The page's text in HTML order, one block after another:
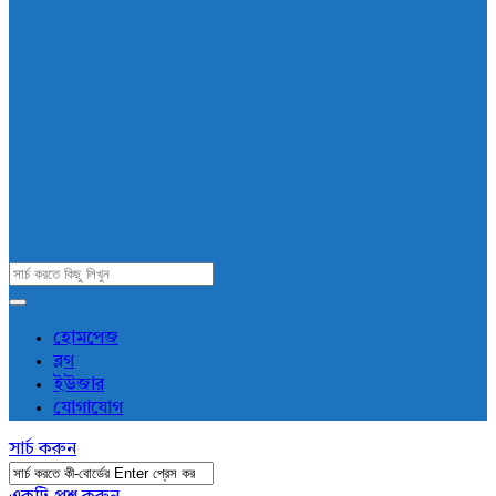
AddaBuzz.net
Navigation
হোমপেজ
ব্লগ
ইউজার
যোগাযোগ
সার্চ করুন